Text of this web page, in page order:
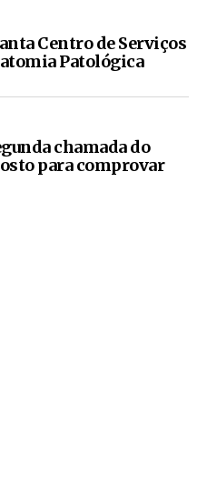
Centro de Serviços
Patológica
chamada do
para comprovar